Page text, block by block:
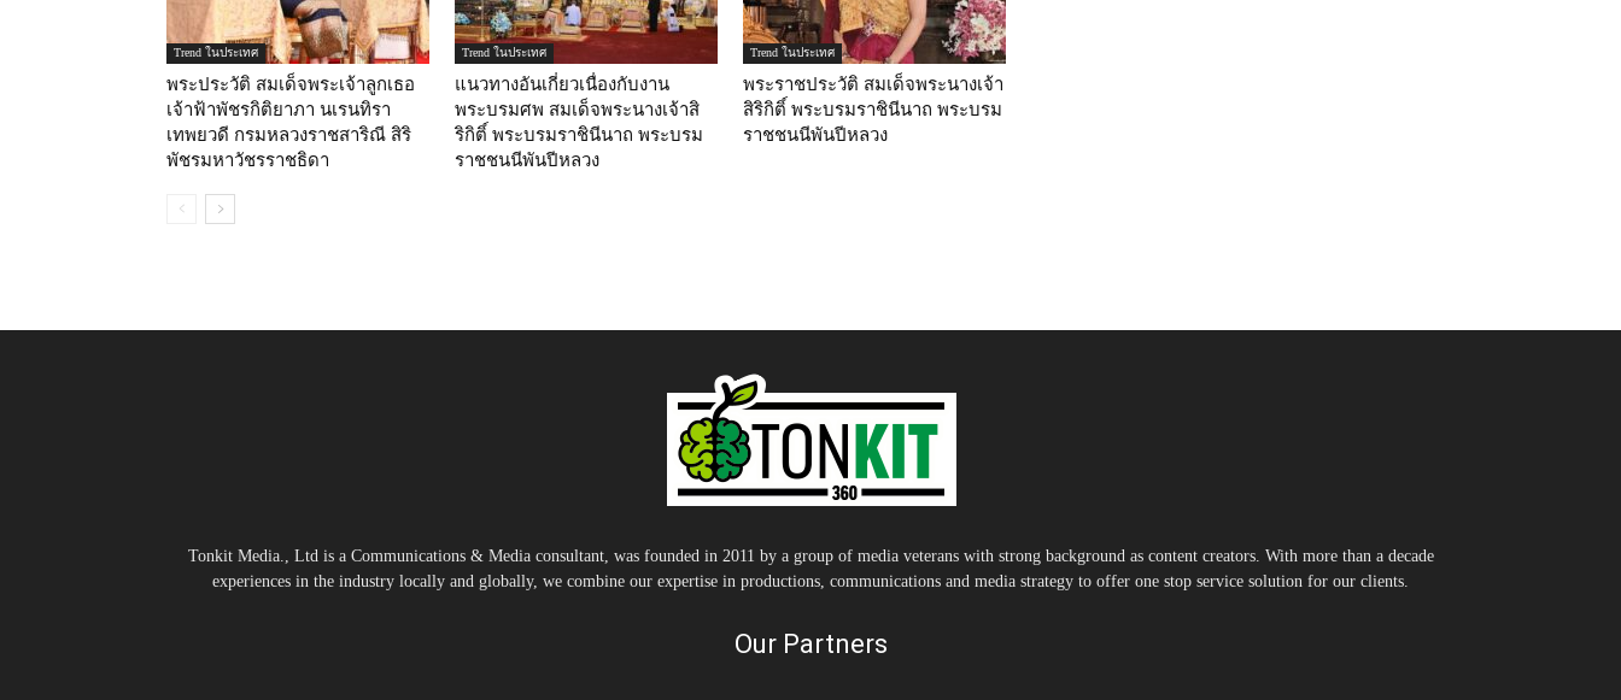
Trend ในประเทศ
พระประวัติ สมเด็จพระเจ้าลูกเธอ
เจ้าฟ้าพัชรกิติยาภา นเรนทิรา
เทพยวดี กรมหลวงราชสาริณี สิริ
พัชรมหาวัชรราชธิดา
Trend ในประเทศ
แนวทางอันเกี่ยวเนื่องกับงาน
พระบรมศพ สมเด็จพระนางเจ้าสิ
ริกิติ์ พระบรมราชินีนาถ พระบรม
ราชชนนีพันปีหลวง
Trend ในประเทศ
พระราชประวัติ สมเด็จพระนางเจ้า
สิริกิติ์ พระบรมราชินีนาถ พระบรม
ราชชนนีพันปีหลวง
Tonkit Media., Ltd is a Communications & Media consultant, was founded in 2011 by a group of media veterans with strong background as content creators. With more than a decade
experiences in the industry locally and globally, we combine our expertise in productions, communications and media strategy to offer one stop service solution for our clients.
Our Partners